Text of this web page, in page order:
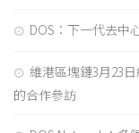
DOS：下一代去中
維港區塊鏈3月23
的合作參訪